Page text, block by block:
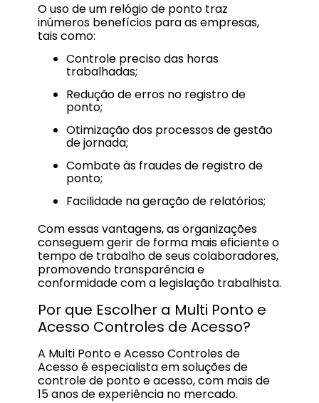
O uso de um relógio de ponto traz
inúmeros benefícios para as empresas,
tais como:
Controle preciso das horas
trabalhadas;
Redução de erros no registro de
ponto;
Otimização dos processos de gestão
de jornada;
Combate às fraudes de registro de
ponto;
Facilidade na geração de relatórios;
Com essas vantagens, as organizações
conseguem gerir de forma mais eficiente o
tempo de trabalho de seus colaboradores,
promovendo transparência e
conformidade com a legislação trabalhista.
Por que Escolher a Multi Ponto e
Acesso Controles de Acesso?
A Multi Ponto e Acesso Controles de
Acesso é especialista em soluções de
controle de ponto e acesso, com mais de
15 anos de experiência no mercado.